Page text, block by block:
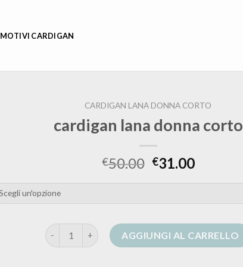
MOTIVI CARDIGAN
CARDIGAN LANA DONNA CORTO
cardigan lana donna corto
€50.00 €31.00
cardigan lana donna corto quantità
AGGIUNGI AL CARRELLO